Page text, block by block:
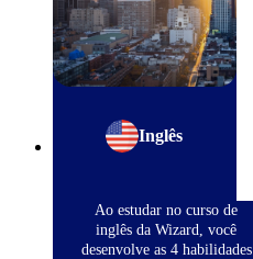
Inglês
Ao estudar no curso de
inglês da Wizard, você
desenvolve as 4 habilidades